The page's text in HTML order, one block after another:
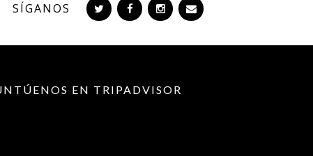
SÍGANOS
EN TRIPADVISOR